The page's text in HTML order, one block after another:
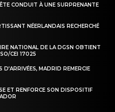
CONDUIT À UNE SURPRENANTE
NÉERLANDAIS RECHERCHÉ
NATIONAL DE LA DGSN OBTIENT
CEI 17025
MADRID REMERCIE
ET RENFORCE SON DISPOSITIF